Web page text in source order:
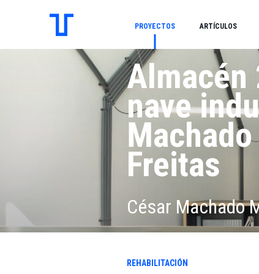
PROYECTOS ARTÍCULOS
Almacén
nave
Freitas
César Machado
REHABILITACIÓN